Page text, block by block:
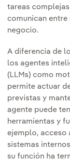
tareas
comunican
negocio.
A diferencia de
los agentes
(LLMs) como
permite actuar
previstas y
agente puede
herramientas y
ejemplo, acceso
sistemas
su función ha